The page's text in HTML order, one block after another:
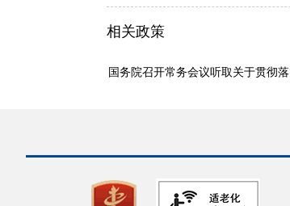
相关政策
国务院召开常务会议听取关于贯彻